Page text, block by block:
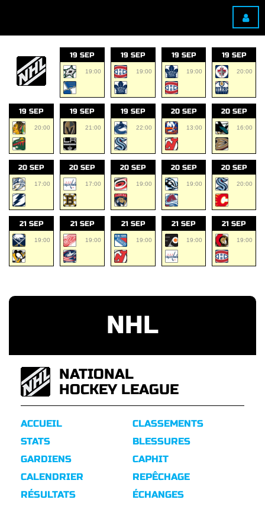
19 SEP
19:00
19 SEP
19:00
19 SEP
19:00
19 SEP
20:00
19 SEP
20:00
19 SEP
21:00
19 SEP
22:00
20 SEP
13:00
20 SEP
16:00
20 SEP
17:00
20 SEP
17:00
20 SEP
19:00
20 SEP
19:00
20 SEP
20:00
21 SEP
19:00
21 SEP
19:00
21 SEP
19:00
21 SEP
19:00
21 SEP
19:00
NHL
NATIONAL
HOCKEY LEAGUE
ACCUEIL
STATS
GARDIENS
CALENDRIER
RÉSULTATS
CLASSEMENTS
BLESSURES
CAPHIT
REPÊCHAGE
ÉCHANGES